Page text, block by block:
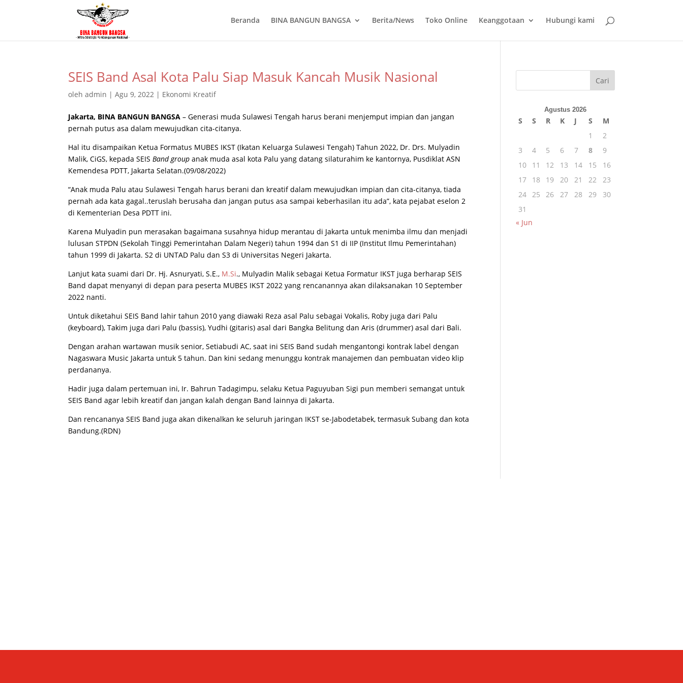
Beranda BINA BANGUN BANGSA Berita/News Toko Online Keanggotaan Hubungi kami
SEIS Band Asal Kota Palu Siap Masuk Kancah Musik Nasional
olehadmin |Agu 9, 2022 | Ekonomi Kreatif
Jakarta, BINA BANGUN BANGSA– Generasi muda Sulawesi Tengah harus berani menjemput impian dan jangan
pernah putus asa dalam mewujudkan cita-citanya.
Hal itu disampaikan Ketua Formatus MUBES IKST (Ikatan Keluarga Sulawesi Tengah) Tahun 2022, Dr. Drs. Mulyadin
Malik, CiGS, kepada SEISBand group anak muda asal kota Palu yang datang silaturahim ke kantornya, Pusdiklat ASN
Kemendesa PDTT, Jakarta Selatan.(09/08/2022)
“Anak muda Palu atau Sulawesi Tengah harus berani dan kreatif dalam mewujudkan impian dan cita-citanya, tiada
pernah ada kata gagal..teruslah berusaha dan jangan putus asa sampai keberhasilan itu ada”, kata pejabat eselon 2
di Kementerian Desa PDTT ini.
Karena Mulyadin pun merasakan bagaimana susahnya hidup merantau di Jakarta untuk menimba ilmu dan menjadi
lulusan STPDN (Sekolah Tinggi Pemerintahan Dalam Negeri) tahun 1994 dan S1 di IIP (Institut Ilmu Pemerintahan)
tahun 1999 di Jakarta. S2 di UNTAD Palu dan S3 di Universitas Negeri Jakarta.
Lanjut kata suami dari Dr. Hj. Asnuryati, S.E., M.Si., Mulyadin Malik sebagai Ketua Formatur IKST juga berharap SEIS
Band dapat menyanyi di depan para peserta MUBES IKST 2022 yang rencanannya akan dilaksanakan 10 September
2022 nanti.
Untuk diketahui SEIS Band lahir tahun 2010 yang diawaki Reza asal Palu sebagai Vokalis, Roby juga dari Palu
(keyboard), Takim juga dari Palu (bassis), Yudhi (gitaris) asal dari Bangka Belitung dan Aris (drummer) asal dari Bali.
Dengan arahan wartawan musik senior, Setiabudi AC, saat ini SEIS Band sudah mengantongi kontrak label dengan
Nagaswara Music Jakarta untuk 5 tahun. Dan kini sedang menunggu kontrak manajemen dan pembuatan video klip
perdananya.
Hadir juga dalam pertemuan ini, Ir. Bahrun Tadagimpu, selaku Ketua Paguyuban Sigi pun memberi semangat untuk
SEIS Band agar lebih kreatif dan jangan kalah dengan Band lainnya di Jakarta.
Dan rencananya SEIS Band juga akan dikenalkan ke seluruh jaringan IKST se-Jabodetabek, termasuk Subang dan kota
Bandung.(RDN)
Cari
Agustus 2026
S S R K J S
M
1
2
3
4 5 6 7 8
9
10
11 12 13 14 15
16
17
18 19 20 21 22
23
24 25 26 27 28 29
30
31
« Jun